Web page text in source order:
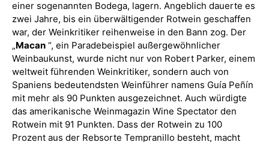
einer sogenannten Bodega, lagern. Angeblich dauerte es
zwei Jahre, bis ein überwältigender Rotwein geschaffen
war, der Weinkritiker reihenweise in den Bann zog. Der
„Macan “, ein Paradebeispiel außergewöhnlicher
Weinbaukunst, wurde nicht nur von Robert Parker, einem
weltweit führenden Weinkritiker, sondern auch von
Spaniens bedeutendsten Weinführer namens Guía Peñín
mit mehr als 90 Punkten ausgezeichnet. Auch würdigte
das amerikanische Weinmagazin Wine Spectator den
Rotwein mit 91 Punkten. Dass der Rotwein zu 100
Prozent aus der Rebsorte Tempranillo besteht, macht